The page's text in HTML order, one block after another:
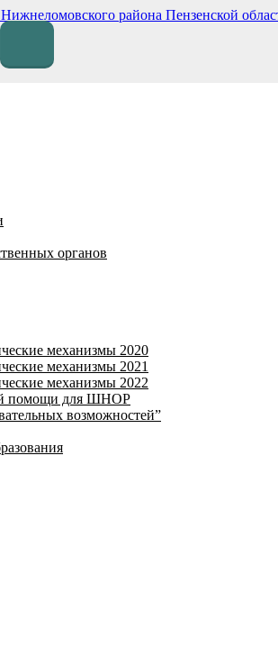
органов
механизмы 2020
механизмы 2021
механизмы 2022
помощи для ШНОР
возможностей”